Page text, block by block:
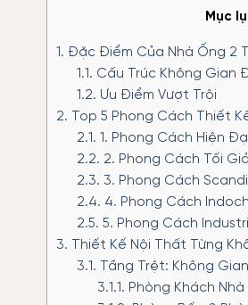
Mục
1. Đặc Điểm Của Nhà Ống 2
1.1. Cấu Trúc Không Gian
1.2. Ưu Điểm Vượt Trội
2. Top 5 Phong Cách Thiết
2.1. 1. Phong Cách Hiện
2.2. 2. Phong Cách Tối
2.3. 3. Phong Cách
2.4. 4. Phong Cách
2.5. 5. Phong Cách
3. Thiết Kế Nội Thất Từng
3.1. Tầng Trệt: Không
3.1.1. Phòng Khách